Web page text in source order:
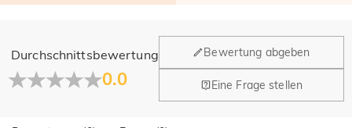
Durchschnittsbewertung
0.0
Bewertung abgeben
Eine Frage stellen
Allgemein
Wo befindet sich Ihr Unternehmen?
Unser Hauptbüro befindet sich in Los Angeles, Kalifornien,